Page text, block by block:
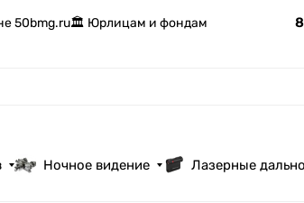
50bmg.ru🏛️ Юрлицам и фондам
Ночное видение Лазерные